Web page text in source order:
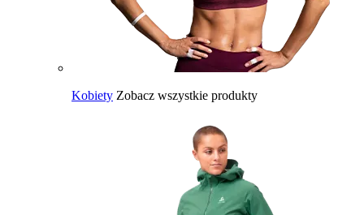
Kobiety Zobacz wszystkie produkty